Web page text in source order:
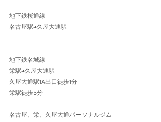
地下鉄桜通線
名古屋駅→久屋大通駅
地下鉄名城線
栄駅→久屋大通駅
久屋大通駅1A出口徒歩1分
栄駅徒歩5分
名古屋、栄、久屋大通パーソナルジム